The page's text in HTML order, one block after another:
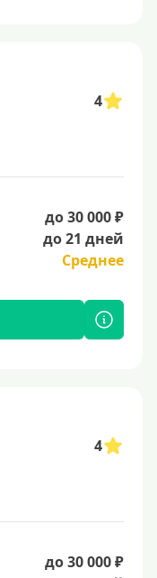
4
до 30 000 ₽
до 21 дней
Среднее
4
до 30 000 ₽